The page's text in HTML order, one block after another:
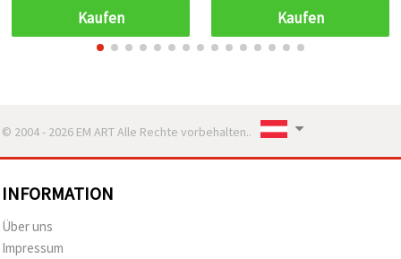
Kaufen
Strasssteine &
perlenbesetzte Fühler –
Bastelverzierung für DIY-
Kaufen
© 2004 - 2026 EM ART Alle Rechte vorbehalten..
INFORMATION
Über uns
Impressum